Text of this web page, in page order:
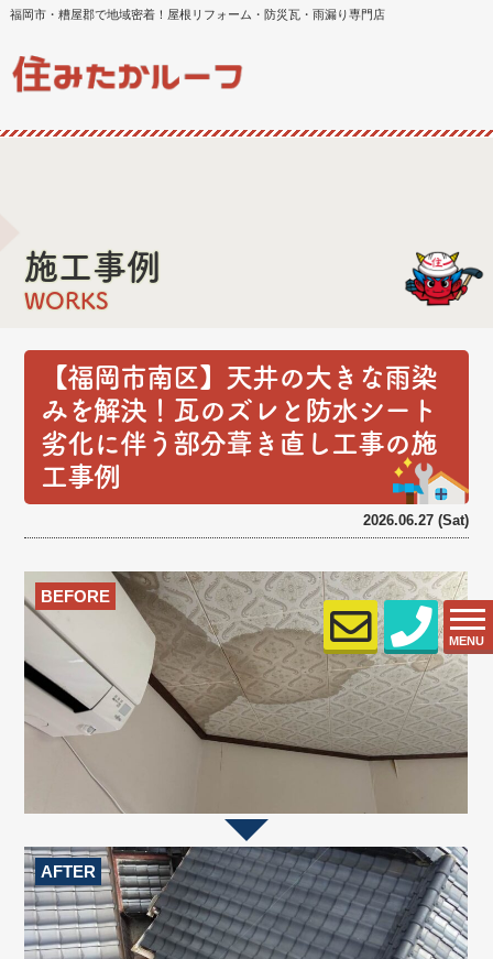
福岡市・糟屋郡で地域密着！屋根リフォーム・防災瓦・雨漏り専門店
MENU
施工事例
WORKS
【福岡市南区】天井の大きな雨染
みを解決！瓦のズレと防水シート
劣化に伴う部分葺き直し工事の施
工事例
2026.06.27 (Sat)
BEFORE
AFTER